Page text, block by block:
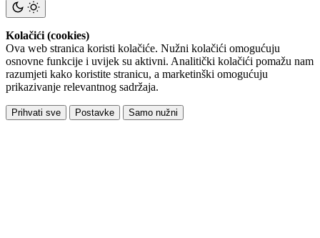
Kolačići (cookies)
Ova web stranica koristi kolačiće. Nužni kolačići omogućuju
osnovne funkcije i uvijek su aktivni. Analitički kolačići pomažu nam
razumjeti kako koristite stranicu, a marketinški omogućuju
prikazivanje relevantnog sadržaja.
Prihvati sve Postavke Samo nužni